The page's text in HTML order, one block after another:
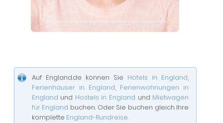
Auf England.de können Sie Hotels in England,
Ferienhäuser in England, Ferienwohnungen in
England und Hostels in England und Mietwagen
für England buchen. Oder Sie buchen gleich Ihre
komplette England-Rundreise.